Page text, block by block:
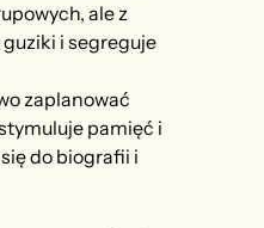
ale z
i segreguje
zaplanować
pamięć i
do biografii i